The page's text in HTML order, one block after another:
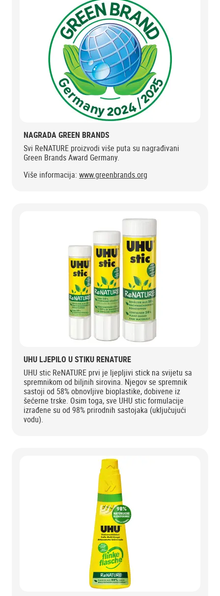
NAGRADA GREEN BRANDS
Svi ReNATURE proizvodi više puta su nagrađivani
Green Brands Award Germany.
Više informacija: www.greenbrands.org
UHU LJEPILO U STIKU RENATURE
UHU stic ReNATURE prvi je ljepljivi stick na svijetu sa
spremnikom od biljnih sirovina. Njegov se spremnik
sastoji od 58% obnovljive bioplastike, dobivene iz
šećerne trske. Osim toga, sve UHU stic formulacije
izrađene su od 98% prirodnih sastojaka (uključujući
vodu).